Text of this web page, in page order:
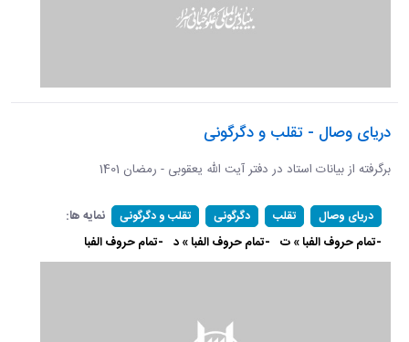
دریای وصال - تقلب و دگرگونی
برگرفته از بیانات استاد در دفتر آیت الله یعقوبی - رمضان 1401
دریای وصال تقلب دگرگونی تقلب و دگرگونی
نمایه ها:
-تمام حروف الفبا » ت -تمام حروف الفبا » د -تمام حروف الفبا